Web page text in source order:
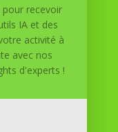
de confiance
de votre
pour
pour recevoir
IA et des
activité à
avec nos
d'experts !